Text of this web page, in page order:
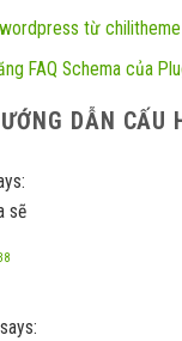
từ chilitheme
FAQ Schema của
DẪN CẤU
sẽ
says: